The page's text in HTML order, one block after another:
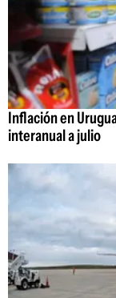
Inflación en
interanual a julio